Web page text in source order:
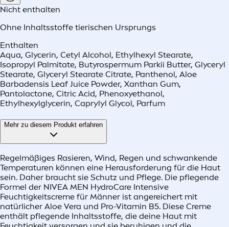
Nicht enthalten
Ohne Inhaltsstoffe tierischen Ursprungs
Enthalten
Aqua, Glycerin, Cetyl Alcohol, Ethylhexyl Stearate,
Isopropyl Palmitate, Butyrospermum Parkii Butter, Glyceryl
Stearate, Glyceryl Stearate Citrate, Panthenol, Aloe
Barbadensis Leaf Juice Powder, Xanthan Gum,
Pantolactone, Citric Acid, Phenoxyethanol,
Ethylhexylglycerin, Caprylyl Glycol, Parfum
Mehr zu diesem Produkt erfahren
Regelmäßiges Rasieren, Wind, Regen und schwankende
Temperaturen können eine Herausforderung für die Haut
sein. Daher braucht sie Schutz und Pflege. Die pflegende
Formel der NIVEA MEN HydroCare Intensive
Feuchtigkeitscreme für Männer ist angereichert mit
natürlicher Aloe Vera und Pro-Vitamin B5. Diese Creme
enthält pflegende Inhaltsstoffe, die deine Haut mit